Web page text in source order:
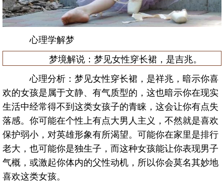
心理学解梦
梦境解说：梦见女性穿长裙，是吉兆。
心理分析：梦见女性穿长裙，是祥兆，暗示你喜
欢的女孩是属于文静、有气质型的，这也暗示你在现实
生活中经常得不到这类女孩子的青睐，这会让你有点失
落感。你可能在个性上有点大男人主义，不然就是喜欢
保护弱小，对英雄形象有所渴望。可能你在家里是排行
老大，也可能你是独生子，而这种女孩能让你表现男子
气概，或激起你体内的父性动机，所以你会莫名其妙地
喜欢这类女孩。